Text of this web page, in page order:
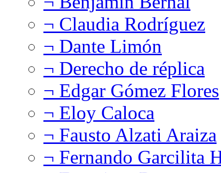
¬ Claudia Rodríguez
¬ Dante Limón
¬ Derecho de réplica
¬ Edgar Gómez Flores
¬ Eloy Caloca
¬ Fausto Alzati Araiza
¬ Fernando Garcilita